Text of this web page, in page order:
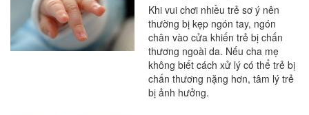
Khi vui chơi nhiều trẻ sơ ý nên
thường bị kẹp ngón tay, ngón
chân vào cửa khiến trẻ bị chấn
thương ngoài da. Nếu cha mẹ
không biết cách xử lý có thể trẻ bị
chấn thương nặng hơn, tâm lý trẻ
bị ảnh hưởng.